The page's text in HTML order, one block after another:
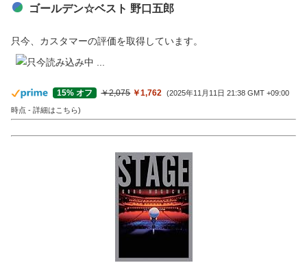
ゴールデン☆ベスト 野口五郎
只今、カスタマーの評価を取得しています。
15% オフ ￥2,075 ￥1,762 (2025年11月11日 21:38 GMT +09:00
時点 - 詳細はこちら)